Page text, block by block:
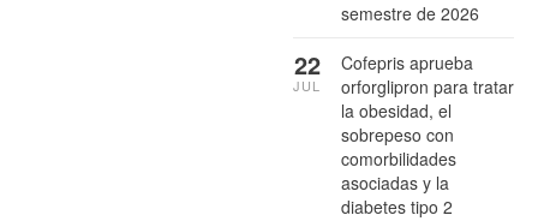
semestre de 2026
Cofepris aprueba
orforglipron para tratar
la obesidad, el
sobrepeso con
comorbilidades
asociadas y la
diabetes tipo 2
22
JUL